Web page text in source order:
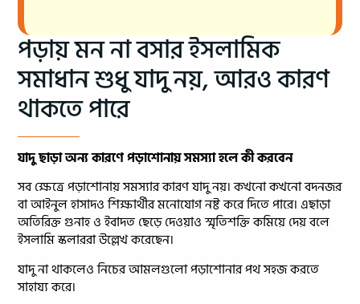
পড়ায় মন না বসার ইসলামিক
সমাধান শুধু যাদু নয়, আরও কারণ
থাকতে পারে
যাদু ছাড়া অন্য কারণে পড়াশোনায় সমস্যা হলে কী করবেন
সব ক্ষেত্রে পড়াশোনায় সমস্যার কারণ যাদু নয়। কখনো কখনো বদনজর
বা আইনুল হাসাদও শিক্ষার্থীর মনোযোগ নষ্ট করে দিতে পারে। এছাড়া
অতিরিক্ত গুনাহ ও ইবাদত ছেড়ে দেওয়াও স্মৃতিশক্তি কমিয়ে দেয় বলে
ইসলামি স্কলাররা উল্লেখ করেছেন।
যাদু না থাকলেও নিচের আমলগুলো পড়াশোনার পথ সহজ করতে
সাহায্য করে।